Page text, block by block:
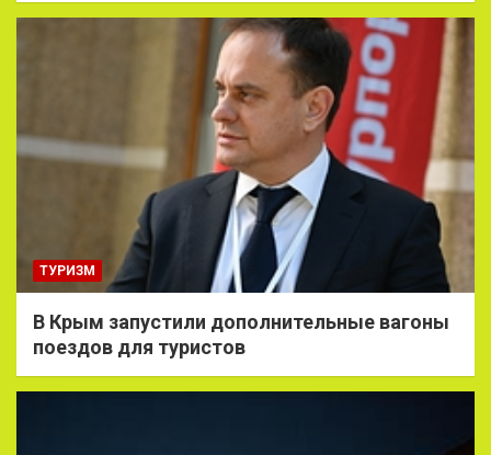
ТУРИЗМ
В Крым запустили дополнительные вагоны
поездов для туристов